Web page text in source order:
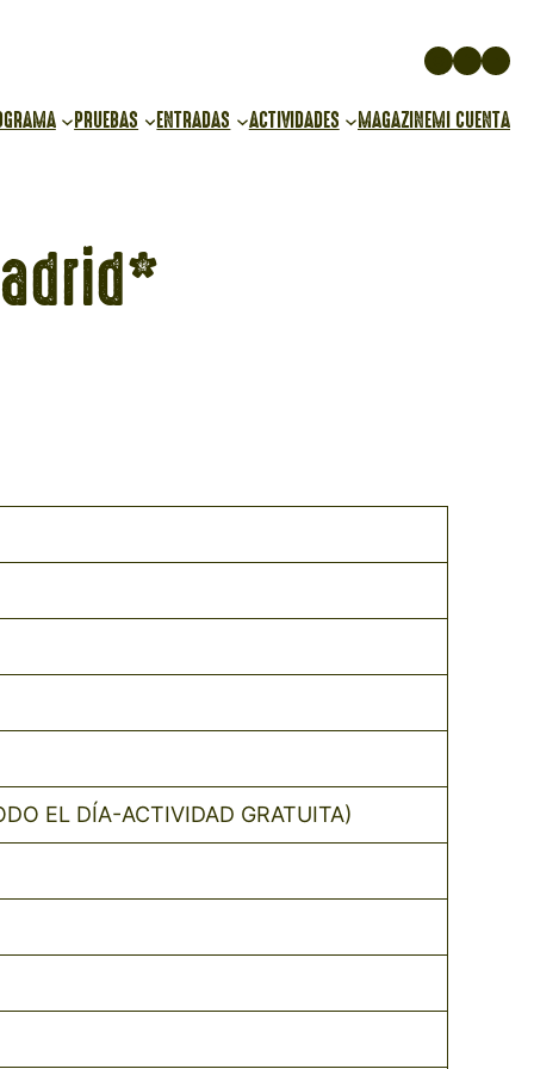
PRUEBAS ENTRADAS ACTIVIDADES MAGAZINEMI CUENTA
EL DÍA-ACTIVIDAD GRATUITA)